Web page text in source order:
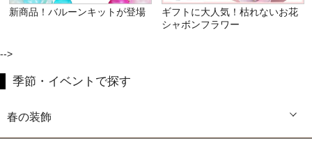
新商品！バルーンキットが登場
ギフトに大人気！枯れないお花
シャボンフラワー
-->
季節・イベントで探す
春の装飾